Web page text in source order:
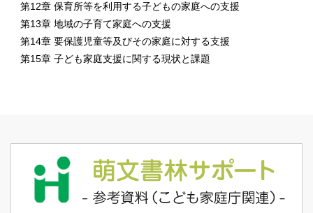
第12章 保育所等を利用する子どもの家庭への支援
第13章 地域の子育て家庭への支援
第14章 要保護児童等及びその家庭に対する支援
第15章 子ども家庭支援に関する現状と課題